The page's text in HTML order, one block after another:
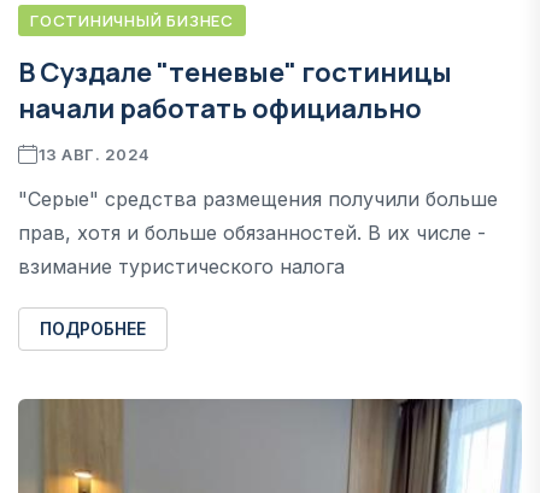
ГОСТИНИЧНЫЙ БИЗНЕС
В Суздале "теневые" гостиницы
начали работать официально
13 АВГ. 2024
"Серые" средства размещения получили больше
прав, хотя и больше обязанностей. В их числе -
взимание туристического налога
ПОДРОБНЕЕ